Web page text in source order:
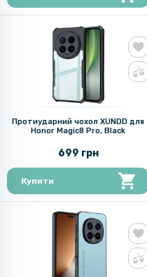
Протиударний чохол XUNDD для
Honor Magic8 Pro, Black
699 грн
Купити